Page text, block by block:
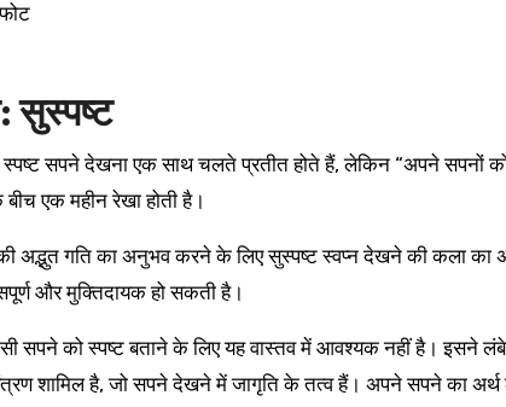
सुस्पष्ट
सपने देखना एक साथ चलते प्रतीत होते हैं, लेकिन “अपने सपनों
एक महीन रेखा होती है।
अद्भुत गति का अनुभव करने के लिए सुस्पष्ट स्वप्न देखने की कला का
और मुक्तिदायक हो सकती है।
सपने को स्पष्ट बताने के लिए यह वास्तव में आवश्यक नहीं है। इसने
शामिल है, जो सपने देखने में जागृति के तत्व हैं। अपने सपने का